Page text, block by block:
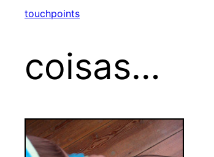
touchpoints
coisas…